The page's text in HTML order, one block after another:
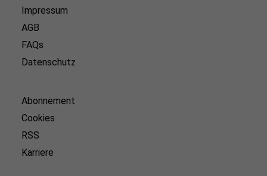
Impressum
AGB
FAQs
Datenschutz
Abonnement
Cookies
RSS
Karriere